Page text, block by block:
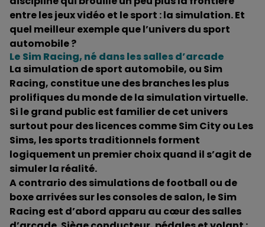
entre les jeux vidéo et le sport : la simulation. Et
quel meilleur exemple que l’univers du sport
automobile ?
Le Sim Racing, né dans les salles d’arcade
La simulation de sport automobile, ou Sim
Racing, constitue une des branches les plus
prolifiques du monde de la simulation virtuelle.
Si le grand public est familier de cet univers
surtout pour des licences comme Sim City ou Les
Sims, les sports traditionnels forment
logiquement un premier choix quand il s’agit de
simuler la réalité.
A contrario des simulations de football ou de
boxe arrivées sur les consoles de salon, le Sim
Racing est d’abord apparu au cœur des salles